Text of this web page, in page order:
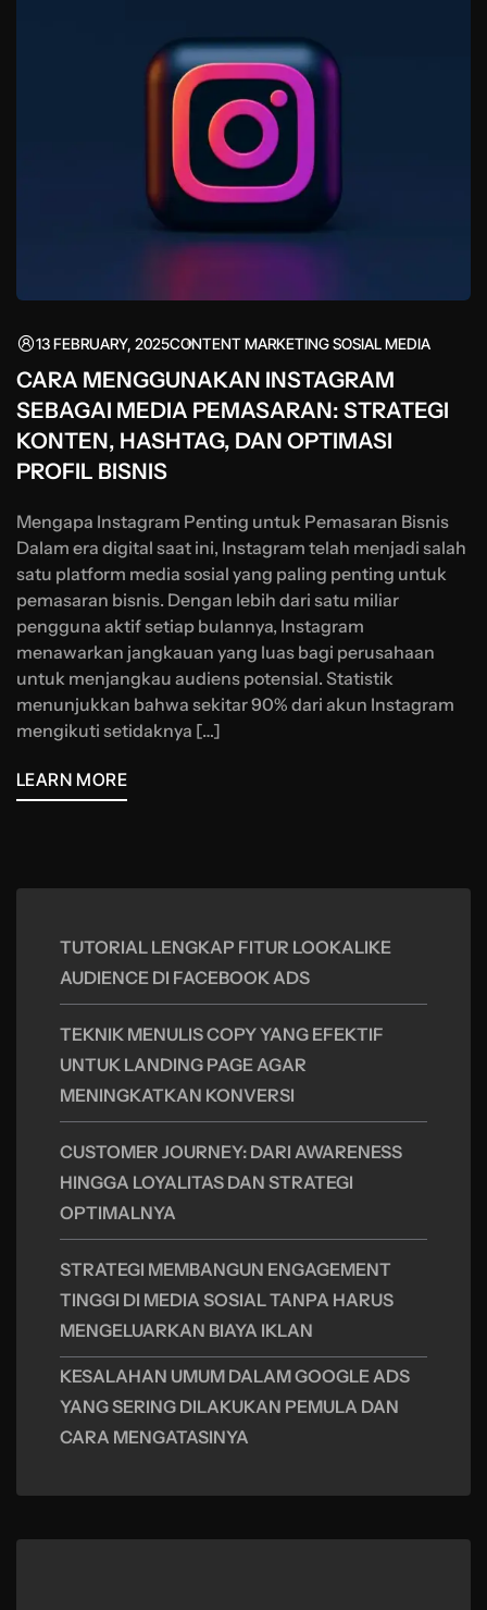
13 FEBRUARY, 2025CONTENT MARKETINGSOSIAL MEDIA
CARA MENGGUNAKAN INSTAGRAM
SEBAGAI MEDIA PEMASARAN: STRATEGI
KONTEN, HASHTAG, DAN OPTIMASI
PROFIL BISNIS
Mengapa Instagram Penting untuk Pemasaran Bisnis
Dalam era digital saat ini, Instagram telah menjadi salah
satu platform media sosial yang paling penting untuk
pemasaran bisnis. Dengan lebih dari satu miliar
pengguna aktif setiap bulannya, Instagram
menawarkan jangkauan yang luas bagi perusahaan
untuk menjangkau audiens potensial. Statistik
menunjukkan bahwa sekitar 90% dari akun Instagram
mengikuti setidaknya […]
LEARN MORE
TUTORIAL LENGKAP FITUR LOOKALIKE
AUDIENCE DI FACEBOOK ADS
TEKNIK MENULIS COPY YANG EFEKTIF
UNTUK LANDING PAGE AGAR
MENINGKATKAN KONVERSI
CUSTOMER JOURNEY: DARI AWARENESS
HINGGA LOYALITAS DAN STRATEGI
OPTIMALNYA
STRATEGI MEMBANGUN ENGAGEMENT
TINGGI DI MEDIA SOSIAL TANPA HARUS
MENGELUARKAN BIAYA IKLAN
KESALAHAN UMUM DALAM GOOGLE ADS
YANG SERING DILAKUKAN PEMULA DAN
CARA MENGATASINYA